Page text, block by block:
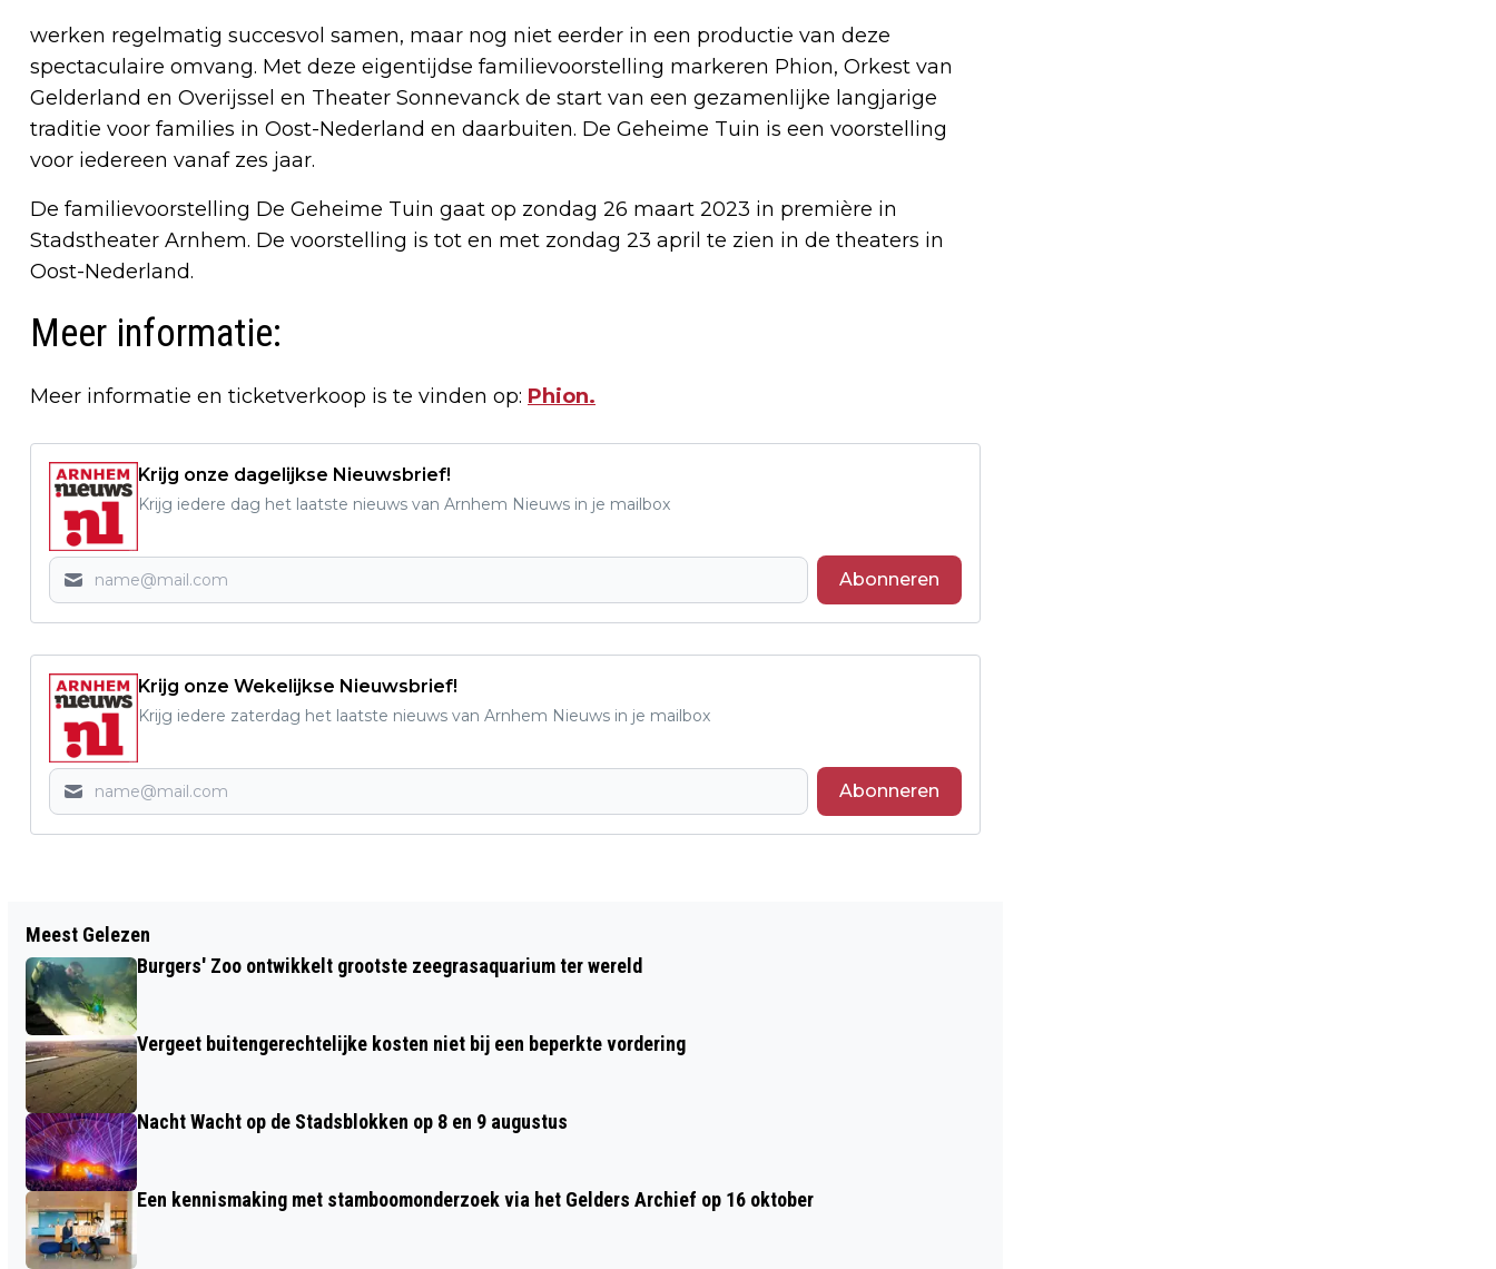
werken regelmatig succesvol samen, maar nog niet eerder in een productie van deze
spectaculaire omvang. Met deze eigentijdse familievoorstelling markeren Phion, Orkest van
Gelderland en Overijssel en Theater Sonnevanck de start van een gezamenlijke langjarige
traditie voor families in Oost-Nederland en daarbuiten. De Geheime Tuin is een voorstelling
voor iedereen vanaf zes jaar.
De familievoorstelling De Geheime Tuin gaat op zondag 26 maart 2023 in première in
Stadstheater Arnhem. De voorstelling is tot en met zondag 23 april te zien in de theaters in
Oost-Nederland.
Meer informatie:
Meer informatie en ticketverkoop is te vinden op: Phion.
Krijg onze dagelijkse Nieuwsbrief!
Krijg iedere dag het laatste nieuws van Arnhem Nieuws in je mailbox
Abonneren
Krijg onze Wekelijkse Nieuwsbrief!
Krijg iedere zaterdag het laatste nieuws van Arnhem Nieuws in je mailbox
Abonneren
ZATERDAG 25 FEBRUARI: ‘FRANSE DAG’
MET VERTALER ROKUS HOFSTEDE
FEBRUARI: WEGWIJS IN DE
Meest Gelezen
Burgers' Zoo ontwikkelt grootste zeegrasaquarium ter wereld
Vergeet buitengerechtelijke kosten niet bij een beperkte vordering
Nacht Wacht op de Stadsblokken op 8 en 9 augustus
Een kennismaking met stamboomonderzoek via het Gelders Archief op 16 oktober